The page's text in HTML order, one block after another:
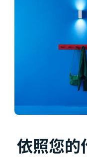
依照您的